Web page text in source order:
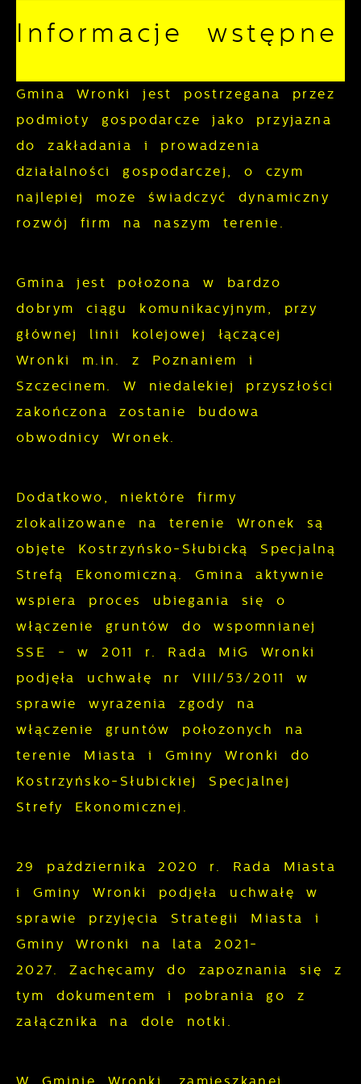
Informacje wstępne
Gmina Wronki jest postrzegana przez
podmioty gospodarcze jako przyjazna
do zakładania i prowadzenia
działalności gospodarczej, o czym
najlepiej może świadczyć dynamiczny
rozwój firm na naszym terenie.
Gmina jest położona w bardzo
dobrym ciągu komunikacyjnym, przy
głównej linii kolejowej łączącej
Wronki m.in. z Poznaniem i
Szczecinem. W niedalekiej przyszłości
zakończona zostanie budowa
obwodnicy Wronek.
Dodatkowo, niektóre firmy
zlokalizowane na terenie Wronek są
objęte Kostrzyńsko-Słubicką Specjalną
Strefą Ekonomiczną. Gmina aktywnie
wspiera proces ubiegania się o
włączenie gruntów do wspomnianej
SSE - w 2011 r. Rada MiG Wronki
podjęła uchwałę nr VIII/53/2011 w
sprawie wyrażenia zgody na
włączenie gruntów położonych na
terenie Miasta i Gminy Wronki do
Kostrzyńsko-Słubickiej Specjalnej
Strefy Ekonomicznej.
29 października 2020 r. Rada Miasta
i Gminy Wronki podjęła uchwałę w
sprawie przyjęcia Strategii Miasta i
Gminy Wronki na lata 2021-
2027.Zachęcamy do zapoznania się z
tym dokumentem i pobrania go z
załącznika na dole notki.
usług.
Pliki cookies odpowiadają na
podejmowane przez Ciebie działania w
celu m.in. dostosowania Twoich ustawień
preferencji prywatności, logowania czy
wypełniania formularzy. Dzięki plikom
cookies strona, z której korzystasz, może
Funkcjonalne i personalizacyjne
Tego typu pliki cookies umożliwiają
stronie internetowej zapamiętanie
wprowadzonych przez Ciebie ustawień
Dzięki tym plikom cookies możemy
zapewnić Ci większy komfort korzystania
preferencji. Wyrażenie zgody na
funkcjonalne i personalizacyjne pliki
cookies gwarantuje dostępność większej
Więcej
potrzeb.
Cookies analityczne pozwalają na
miejsca oraz częstotliwości, z jaką
odwiedzane są nasze serwisy www. Dane
pozwalają nam na ocenę naszych
serwisów internetowych pod względem ich
popularności wśród użytkowników.
w formie zanonimizowanej. Wyrażenie
zgody na analityczne pliki cookies
gwarantuje dostępność wszystkich
funkcjonalności.
Więcej
Reklamowe
Dzięki reklamowym plikom cookies
prezentujemy Ci najciekawsze informacje i
aktualności na stronach naszych
partnerów.
podstawie analizy Twoich upodobań oraz
Twoich zwyczajów dotyczących
przeglądanej witryny internetowej. Treści
promocyjne mogą pojawić się na stronach
dostawców usług. Firmy te działają w
charakterze pośredników prezentujących
nasze treści w postaci wiadomości, ofert,
komunikatów mediów społecznościowych.
Więcej